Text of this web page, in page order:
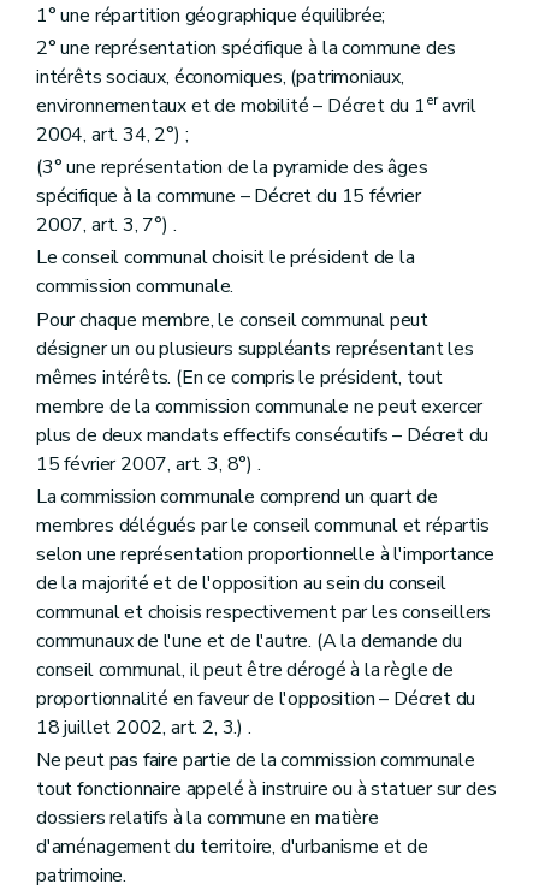
Art. 250
Art. 251
Chapitre VII Des indemnités
Art. 252
Titre (V – Décret du 1erjuillet 1993, art. 3) . - Dispositions transitoires
Art. 236
Art. 237
Livre IV Dispositions relatives à la performance énergétique des bâtiments
Titre premier Définitions
Art. 237/1
Titre II Champ d'application
Art. 237/2
Titre III Méthode de calcul de la performance énergétique des bâtiments
Art. 237/3
Art. 237/4
Art. 237/5
Art. 237/6
Art. 237/7
Art. 237/8
Titre IV Exigences de performance énergétique des bâtiments
Chapitre premier
Art. 237/9
Art. 237/10
Art. 237/11
Chapitre II
Détermination des exigences minimales de performance énergétique
Art. 237/12
Art. 237/13
Art. 237/14
Art. 237/15
Chapitre III Etude de faisabilité technique, environnementale et économique
Art. 237/16
Art. 237/17
Chapitre IV Missions du déclarant, du responsable P.E.B. et de l'auteur de l'étude de faisabilité technique, environnementale et économique
Art. 237/18
Art. 237/19
Art. 237/20
Chapitre V Procédures
Section première
1° une répartition géographique équilibrée;
2° une représentation spécifique à la commune des
intérêts sociaux, économiques, (patrimoniaux,
environnementaux et de mobilité – Décret du 1eravril
2004, art. 34, 2°) ;
(3° une représentation de la pyramide des âges
spécifique à la commune – Décret du 15 février
2007, art. 3, 7°) .
Le conseil communal choisit le président de la
commission communale.
Pour chaque membre, le conseil communal peut
désigner un ou plusieurs suppléants représentant les
mêmes intérêts. (En ce compris le président, tout
membre de la commission communale ne peut exercer
plus de deux mandats effectifs consécutifs – Décret du
15 février 2007, art. 3, 8°) .
La commission communale comprend un quart de
membres délégués par le conseil communal et répartis
selon une représentation proportionnelle à l'importance
de la majorité et de l'opposition au sein du conseil
communal et choisis respectivement par les conseillers
communaux de l'une et de l'autre. (A la demande du
conseil communal, il peut être dérogé à la règle de
proportionnalité en faveur de l'opposition – Décret du
18 juillet 2002, art. 2, 3.) .
Ne peut pas faire partie de la commission communale
tout fonctionnaire appelé à instruire ou à statuer sur des
dossiers relatifs à la commune en matière
d'aménagement du territoire, d'urbanisme et de
patrimoine.